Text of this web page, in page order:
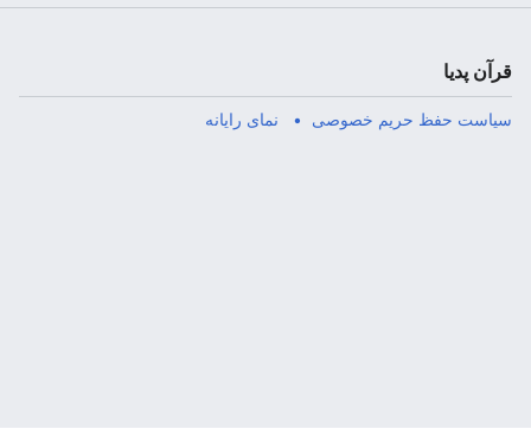
قرآن پدیا
سیاست حفظ حریم خصوصی نمای رایانه